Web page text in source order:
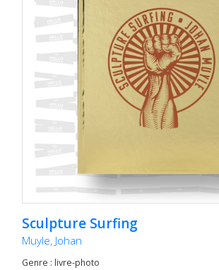
Sculpture Surfing
Muyle, Johan
Genre : livre-photo